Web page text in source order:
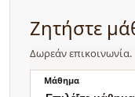
Ζητήστε
Δωρεάν επικοινωνία.
Μάθημα